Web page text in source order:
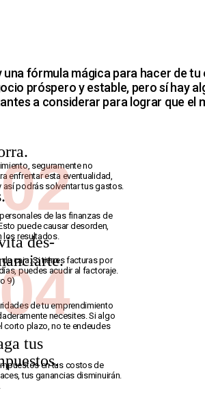
una fórmula mágica para hacer de
próspero y estable, pero sí hay
a considerar para lograr que el
seguramente no
enfrentar esta eventualidad,
así podrás solventar tus gastos.
02de las finanzas de
puede causar desorden,
los resultados.
des-
caja. Si tienes facturas por
puedes acudir al factoraje.
9)
04
de tu emprendimiento
necesites. Si algo
corto plazo, no te endeudes
tus
en tus costos de
tus ganancias disminuirán.